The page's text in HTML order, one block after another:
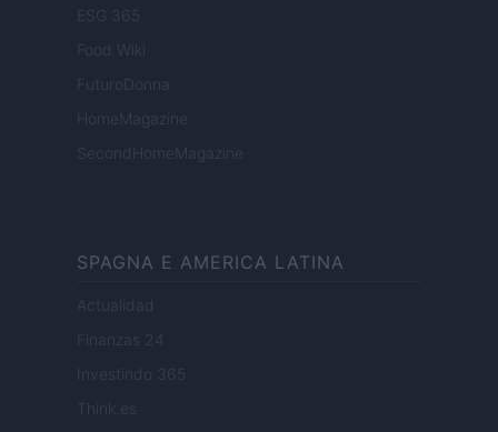
ESG 365
Food Wiki
FuturoDonna
HomeMagazine
SecondHomeMagazine
SPAGNA E AMERICA LATINA
Actualidad
Finanzas 24
Investindo 365
Think.es